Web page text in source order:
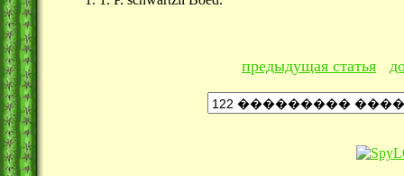
предыдущая статья